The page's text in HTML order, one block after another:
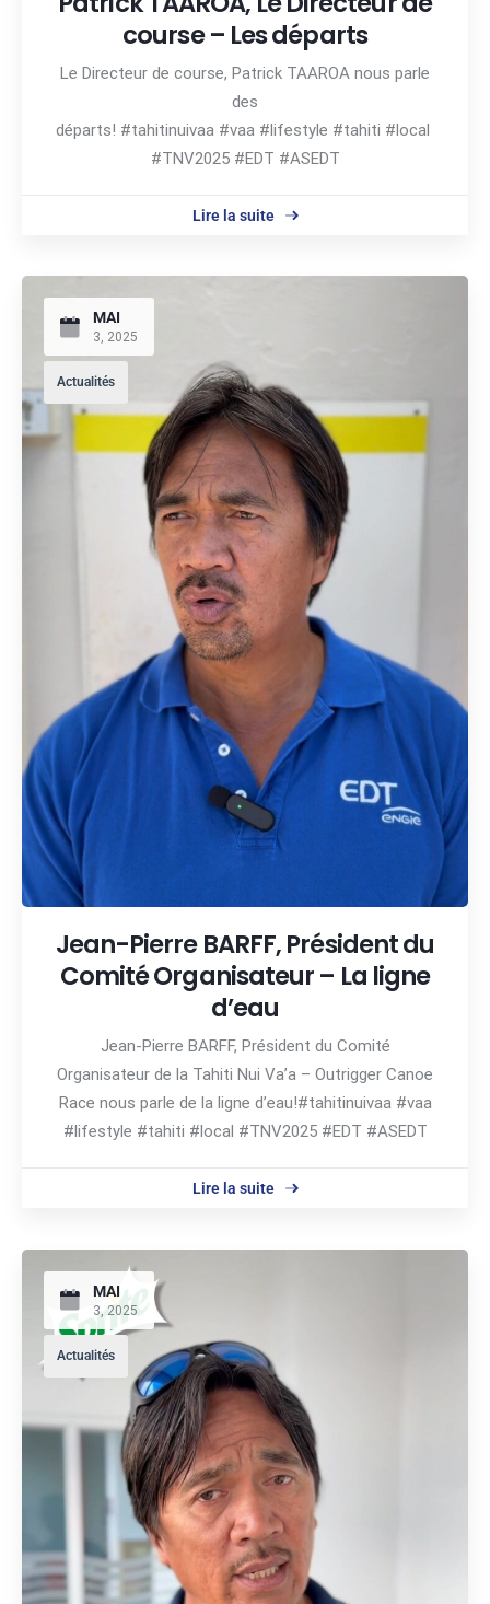
course – Les départs
Le Directeur de course, Patrick TAAROA nous parle
des
départs! #tahitinuivaa #vaa #lifestyle #tahiti #local
#TNV2025 #EDT #ASEDT
Lire la suite
MAI
3, 2025
Actualités
Jean-Pierre BARFF, Président du
Comité Organisateur – La ligne
d’eau
Jean-Pierre BARFF, Président du Comité
Organisateur de la Tahiti Nui Va’a – Outrigger Canoe
Race nous parle de la ligne d’eau!#tahitinuivaa #vaa
#lifestyle #tahiti #local #TNV2025 #EDT #ASEDT
Lire la suite
MAI
3, 2025
Actualités